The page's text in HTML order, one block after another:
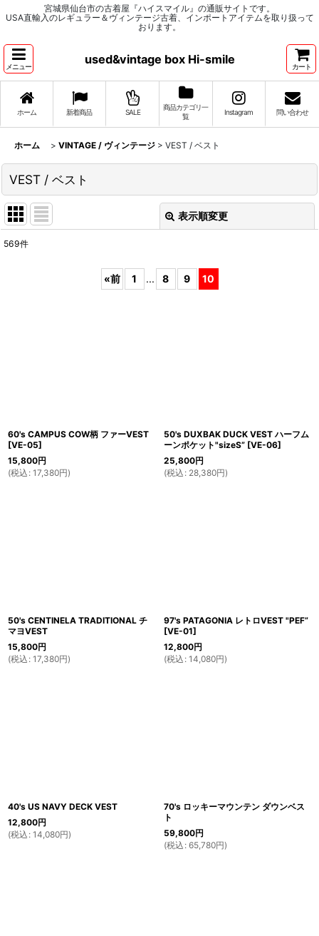
宮城県仙台市の古着屋『ハイスマイル』の通販サイトです。
USA直輸入のレギュラー＆ヴィンテージ古着、インポートアイテムを取り扱って
おります。
メニュー
used&vintage box Hi-smile
カート
ホーム 新着商品 SALE
商品カテゴリ一
覧
Instagram 問い合わせ
ホーム > VINTAGE / ヴィンテージ > VEST / ベスト
VEST / ベスト
表示順変更
569件
«前 1 ... 8 9 10
60's CAMPUS COW柄 ファーVEST
[VE-05]
15,800円
(税込 : 17,380円)
50's DUXBAK DUCK VEST ハーフム
ーンポケット"sizeS” [VE-06]
25,800円
(税込 : 28,380円)
50's CENTINELA TRADITIONAL チ
マヨVEST
15,800円
(税込 : 17,380円)
97's PATAGONIA レトロVEST "PEF”
[VE-01]
12,800円
(税込 : 14,080円)
40's US NAVY DECK VEST
12,800円
(税込 : 14,080円)
70's ロッキーマウンテン ダウンベス
ト
59,800円
(税込 : 65,780円)